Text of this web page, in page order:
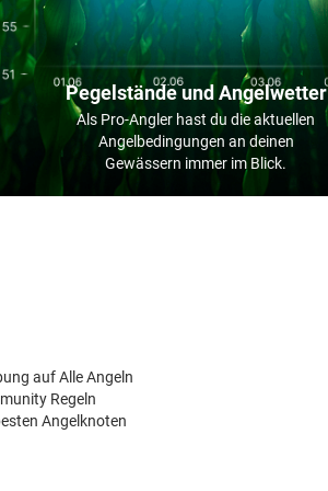
Pegelstände und Angelwetter
Als Pro-Angler hast du die aktuellen
Angelbedingungen an deinen
Gewässern immer im Blick.
auf Alle Angeln
Regeln
Angelknoten